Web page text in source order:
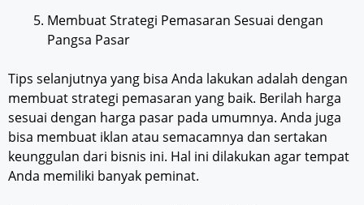
Membuat Strategi Pemasaran Sesuai dengan
Pangsa Pasar
Tips selanjutnya yang bisa Anda lakukan adalah dengan
membuat strategi pemasaran yang baik. Berilah harga
sesuai dengan harga pasar pada umumnya. Anda juga
bisa membuat iklan atau semacamnya dan sertakan
keunggulan dari bisnis ini. Hal ini dilakukan agar tempat
Anda memiliki banyak peminat.